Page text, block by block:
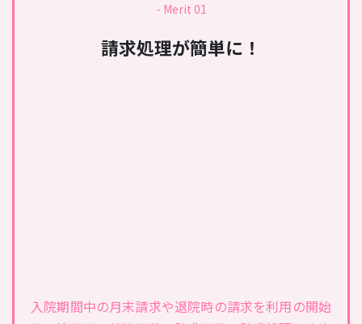
- Merit 01
請求処理が簡単に！
入院期間中の月末請求や退院時の請求を利用の開始